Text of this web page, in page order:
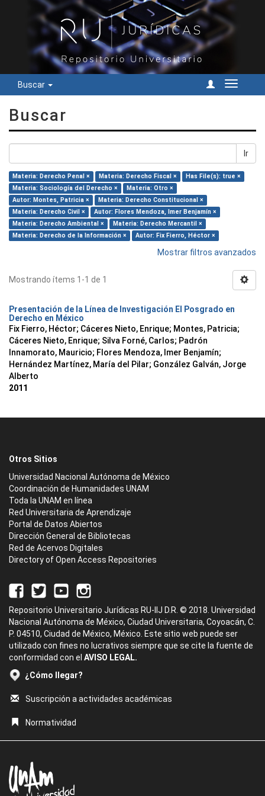
Buscar
Cambiar
Buscar
Ir
Materia: Derecho Penal × Materia: Derecho Fiscal ×
Has File(s): true ×
Materia: Sociología del Derecho ×
Materia: Otro ×
Autor: Montes, Patricia ×
Materia: Derecho Constitucional ×
Materia: Derecho Civil ×
Autor: Flores Mendoza, Imer Benjamín ×
Materia: Derecho Ambiental ×
Materia: Derecho Mercantil ×
Materia: Derecho de la Información ×
Autor: Fix Fierro, Héctor ×
Mostrar filtros avanzados
Mostrando ítems 1-1 de 1
Presentación de la Línea de Investigación El Posgrado en
Derecho en México
Fix Fierro, Héctor; Cáceres Nieto, Enrique; Montes, Patricia;
Cáceres Nieto, Enrique; Silva Forné, Carlos; Padrón
Innamorato, Mauricio; Flores Mendoza, Imer Benjamín;
Hernández Martínez, María del Pilar; González Galván, Jorge
Alberto
2011
Otros Sitios
Universidad Nacional Autónoma de México
Coordinación de Humanidades UNAM
Toda la UNAM en línea
Red Universitaria de Aprendizaje
Portal de Datos Abiertos
Dirección General de Bibliotecas
Red de Acervos Digitales
Directory of Open Access Repositories
Repositorio Universitario Jurídicas RU-IIJ D.R. © 2018. Universidad
Nacional Autónoma de México, Ciudad Universitaria, Coyoacán, C.
P. 04510, Ciudad de México, México. Este sitio web puede ser
utilizado con fines no lucrativos siempre que se cite la fuente de
conformidad con el AVISO LEGAL.
¿Cómo llegar?
Suscripción a actividades académicas
Normatividad